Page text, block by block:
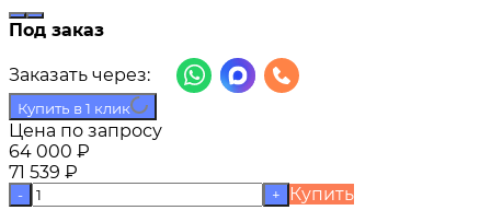
Под заказ
Заказать через:
Купить в 1 клик
Цена по запросу
64 000 ₽
71 539 ₽
- +
Купить